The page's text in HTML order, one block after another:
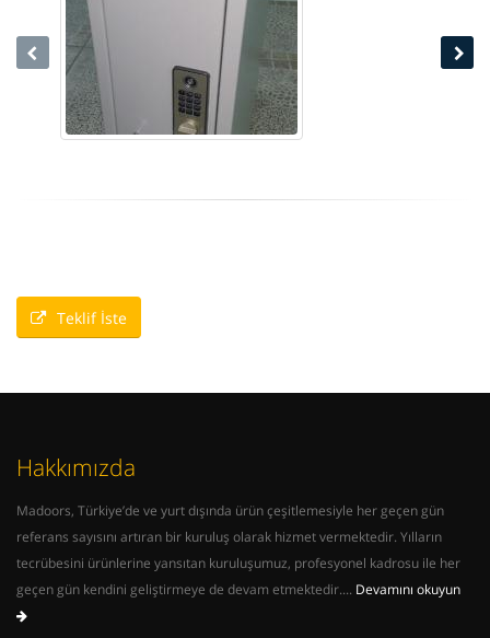
Teklif İste
Hakkımızda
Madoors, Türkiye’de ve yurt dışında ürün çeşitlemesiyle her geçen gün
referans sayısını artıran bir kuruluş olarak hizmet vermektedir. Yılların
tecrübesini ürünlerine yansıtan kuruluşumuz, profesyonel kadrosu ile her
geçen gün kendini geliştirmeye de devam etmektedir.... Devamını okuyun